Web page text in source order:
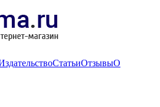
СтатьиОтзывыО